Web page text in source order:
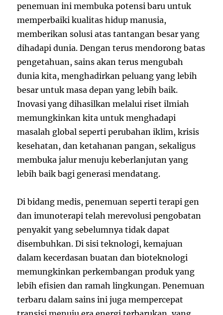
penemuan ini membuka potensi baru untuk
memperbaiki kualitas hidup manusia,
memberikan solusi atas tantangan besar yang
dihadapi dunia. Dengan terus mendorong batas
pengetahuan, sains akan terus mengubah
dunia kita, menghadirkan peluang yang lebih
besar untuk masa depan yang lebih baik.
Inovasi yang dihasilkan melalui riset ilmiah
memungkinkan kita untuk menghadapi
masalah global seperti perubahan iklim, krisis
kesehatan, dan ketahanan pangan, sekaligus
membuka jalur menuju keberlanjutan yang
lebih baik bagi generasi mendatang.
Di bidang medis, penemuan seperti terapi gen
dan imunoterapi telah merevolusi pengobatan
penyakit yang sebelumnya tidak dapat
disembuhkan. Di sisi teknologi, kemajuan
dalam kecerdasan buatan dan bioteknologi
memungkinkan perkembangan produk yang
lebih efisien dan ramah lingkungan. Penemuan
terbaru dalam sains ini juga mempercepat